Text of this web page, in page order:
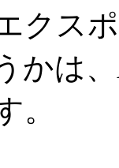
クス
かは
。